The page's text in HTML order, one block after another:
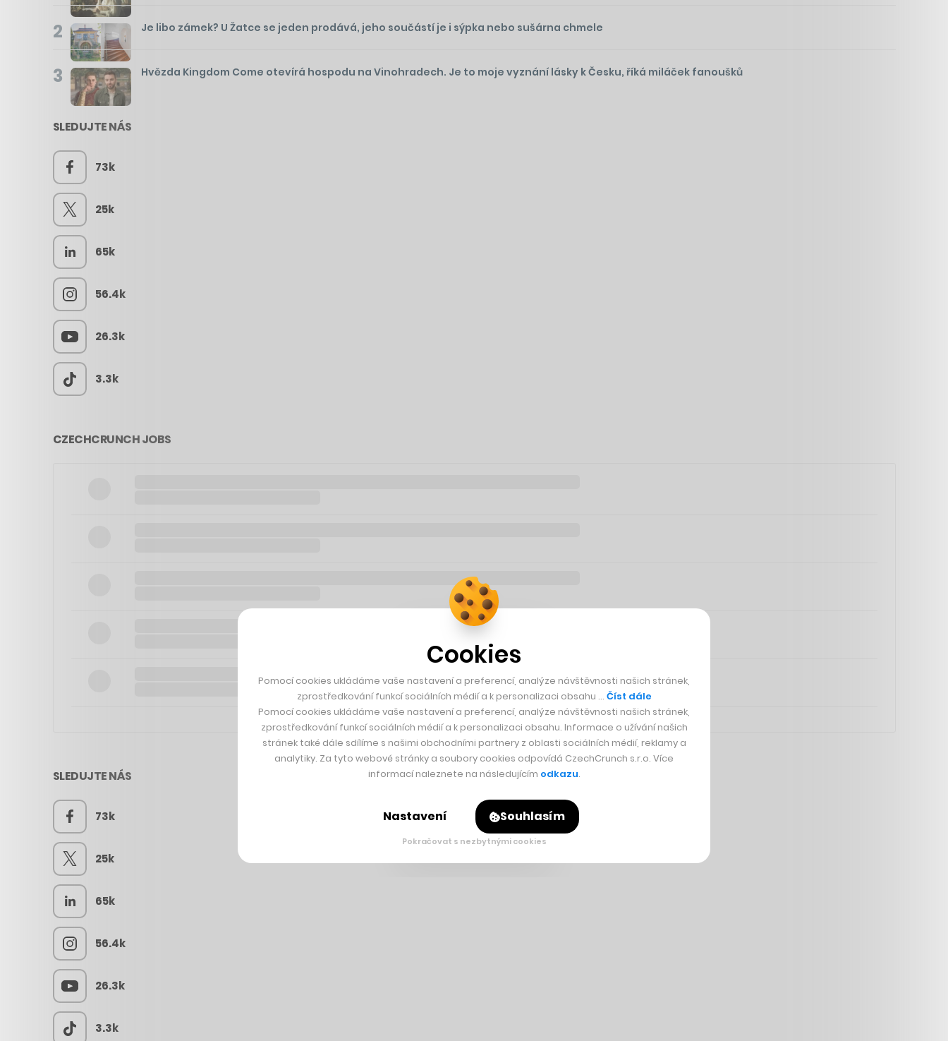
2 Je libo zámek? U Žatce se jeden prodává, jeho součástí je i sýpka nebo sušárna chmele
3 Hvězda Kingdom Come otevírá hospodu na Vinohradech. Je to moje vyznání lásky k Česku, říká miláček fanoušků
SLEDUJTE NÁS
73k
25k
65k
56.4k
26.3k
3.3k
CZECHCRUNCH JOBS
SLEDUJTE NÁS
73k
25k
65k
56.4k
26.3k
3.3k
Cookies
Pomocí cookies ukládáme vaše nastavení a preferencí, analýze návštěvnosti našich stránek,
zprostředkování funkcí sociálních médií a k personalizaci obsahu … Číst dále
Pomocí cookies ukládáme vaše nastavení a preferencí, analýze návštěvnosti našich stránek,
zprostředkování funkcí sociálních médií a k personalizaci obsahu. Informace o užívání našich
stránek také dále sdílíme s našimi obchodními partnery z oblasti sociálních médií, reklamy a
analytiky. Za tyto webové stránky a soubory cookies odpovídá CzechCrunch s.r.o. Více
informací naleznete na následujícím odkazu.
Nastavení Souhlasím
Pokračovat s nezbytnými cookies